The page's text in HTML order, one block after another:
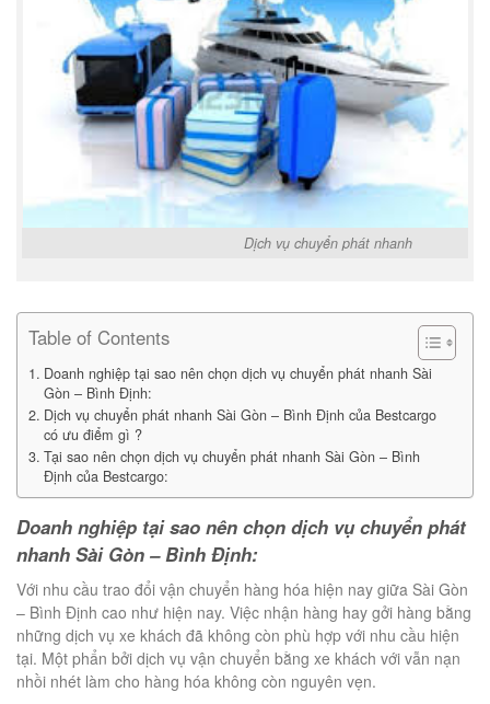
Dịch vụ chuyển phát nhanh
Table of Contents
Doanh nghiệp tại sao nên chọn dịch vụ chuyển phát nhanh Sài
Gòn – Bình Định:
Dịch vụ chuyển phát nhanh Sài Gòn – Bình Định của Bestcargo
có ưu điểm gì ?
Tại sao nên chọn dịch vụ chuyển phát nhanh Sài Gòn – Bình
Định của Bestcargo:
Doanh nghiệp tại sao nên chọn dịch vụ chuyển phát
nhanh Sài Gòn – Bình Định:
Với nhu cầu trao đổi vận chuyển hàng hóa hiện nay giữa Sài Gòn
– Bình Định cao như hiện nay. Việc nhận hàng hay gởi hàng bằng
những dịch vụ xe khách đã không còn phù hợp với nhu cầu hiện
tại. Một phẩn bởi dịch vụ vận chuyển bằng xe khách với vẫn nạn
nhồi nhét làm cho hàng hóa không còn nguyên vẹn.